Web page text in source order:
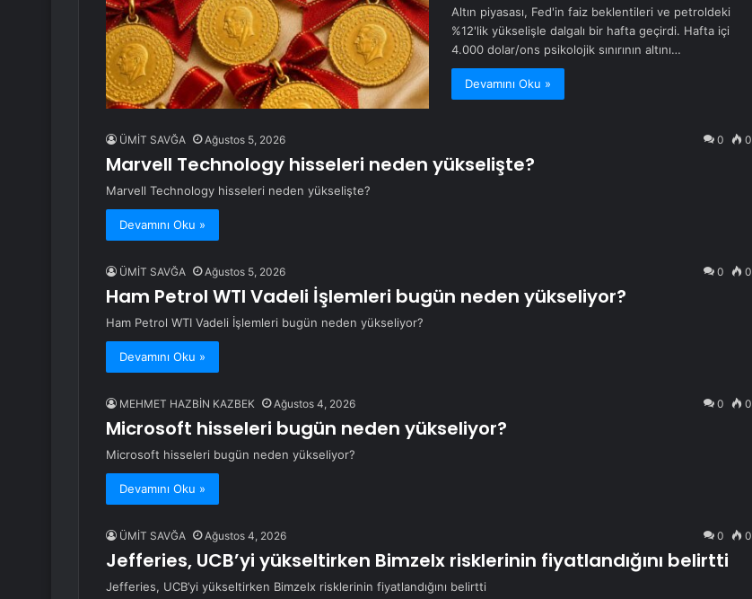
Altın piyasası, Fed'in faiz beklentileri ve petroldeki
%12'lik yükselişle dalgalı bir hafta geçirdi. Hafta içi
4.000 dolar/ons psikolojik sınırının altını…
Devamını Oku »
ÜMİT SAVĞA Ağustos 5, 2026 0 0
Marvell Technology hisseleri neden yükselişte?
Marvell Technology hisseleri neden yükselişte?
Devamını Oku »
ÜMİT SAVĞA Ağustos 5, 2026 0 0
Ham Petrol WTI Vadeli İşlemleri bugün neden yükseliyor?
Ham Petrol WTI Vadeli İşlemleri bugün neden yükseliyor?
Devamını Oku »
MEHMET HAZBİN KAZBEK Ağustos 4, 2026 0 0
Microsoft hisseleri bugün neden yükseliyor?
Microsoft hisseleri bugün neden yükseliyor?
Devamını Oku »
ÜMİT SAVĞA Ağustos 4, 2026 0 0
Jefferies, UCB’yi yükseltirken Bimzelx risklerinin fiyatlandığını belirtti
Jefferies, UCB’yi yükseltirken Bimzelx risklerinin fiyatlandığını belirtti